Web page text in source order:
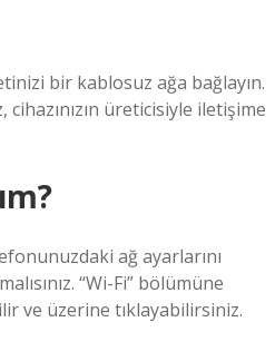
bir kablosuz ağa bağlayın.
cihazınızın üreticisiyle iletişime
ağ ayarlarını
“Wi-Fi” bölümüne
ve üzerine tıklayabilirsiniz.